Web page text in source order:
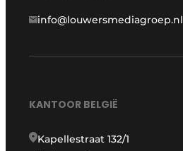
info@louwersmediagroep.nl
KANTOOR BELGIË
Kapellestraat 132/1